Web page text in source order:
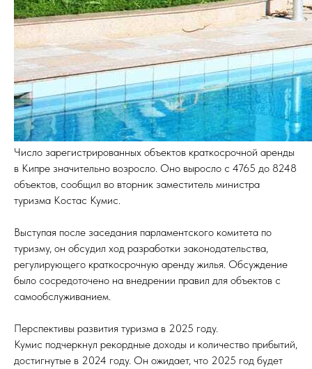
Число зарегистрированных объектов краткосрочной аренды
в Кипре значительно возросло. Оно выросло с 4765 до 8248
объектов, сообщил во вторник заместитель министра
туризма Костас Кумис.
Выступая после заседания парламентского комитета по
туризму, он обсудил ход разработки законодательства,
регулирующего краткосрочную аренду жилья. Обсуждение
было сосредоточено на внедрении правил для объектов с
самообслуживанием.
Перспективы развития туризма в 2025 году.
Кумис подчеркнул рекордные доходы и количество прибытий,
достигнутые в 2024 году. Он ожидает, что 2025 год будет